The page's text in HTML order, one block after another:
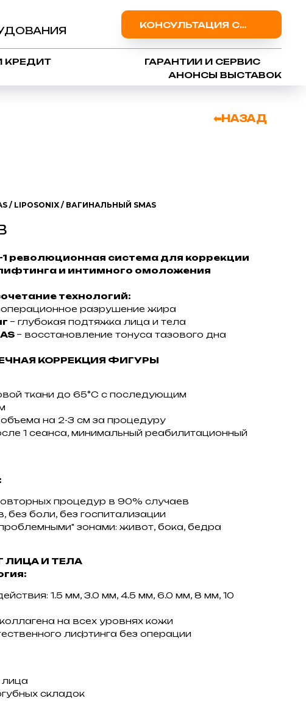
КОНСУЛЬТАЦИЯ СПЕЦИАЛИСТА
КРЕДИТ
ГАРАНТИИ И СЕРВИС
АНОНСЫ ВЫСТАВОК
⬅НАЗАД
/ LIPOSONIX / ВАГИНАЛЬНЫЙ SMAS
1 революционная система для коррекции
и интимного омоложения
технологий:
разрушение жира
– глубокая подтяжка лица и тела
– восстановление тонуса тазового дна
КОРРЕКЦИЯ ФИГУРЫ
ткани до 65°С с последующим
на 2-3 см за процедуру
1 сеанса, минимальный реабилитационный
процедур в 90% случаев
без боли, без госпитализации
зонами: живот, бока, бедра
ЛИЦА И ТЕЛА
1.5 мм, 3.0 мм, 4.5 мм, 6.0 мм, 8 мм, 10
на всех уровнях кожи
лифтинга без операции
складок